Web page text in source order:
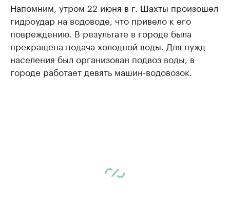
Напомним, утром 22 июня в г. Шахты произошел
гидроудар на водоводе, что привело к его
повреждению. В результате в городе была
прекращена подача холодной воды. Для нужд
населения был организован подвоз воды, в
городе работает девять машин-водовозок.